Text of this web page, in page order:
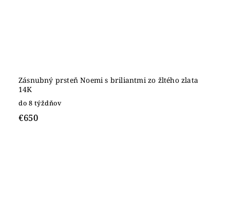
Zásnubný prsteň Noemi s briliantmi zo žltého zlata
14K
do 8 týždňov
€650